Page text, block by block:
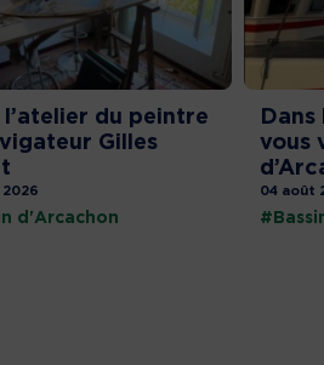
l’atelier du peintre
Gilles
d'Arcachon
vous
04 août